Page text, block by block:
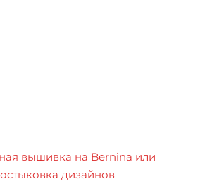
вышивка на Bernina или
дизайнов